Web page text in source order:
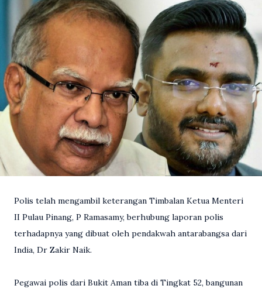
Polis telah mengambil keterangan Timbalan Ketua Menteri
II Pulau Pinang, P Ramasamy, berhubung laporan polis
terhadapnya yang dibuat oleh pendakwah antarabangsa dari
India, Dr Zakir Naik.
Pegawai polis dari Bukit Aman tiba di Tingkat 52, bangunan